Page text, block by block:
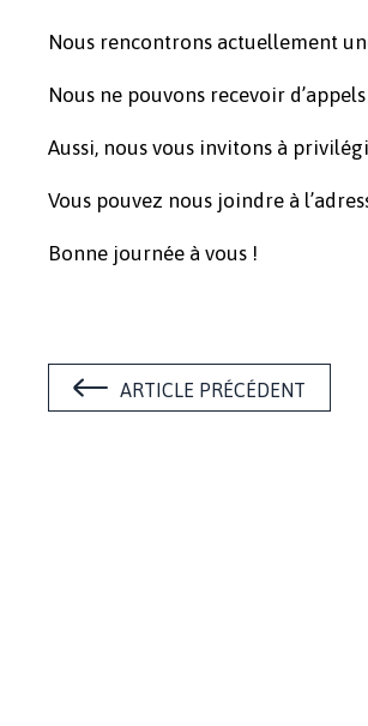
Nous rencontrons actuellement
Nous ne pouvons recevoir
Aussi, nous vous invitons à
Vous pouvez nous joindre à
Bonne journée à vous !
ARTICLE PRÉCÉDENT